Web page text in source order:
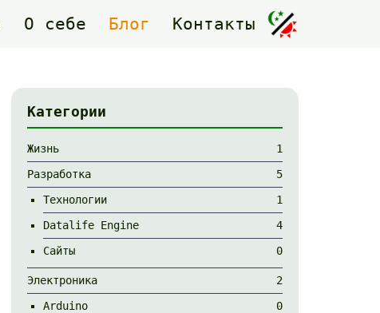
О себе Блог Контакты
Категории
Жизнь
1
Разработка
5
Технологии
1
Datalife Engine
4
Сайты
0
Электроника
2
Arduino
0